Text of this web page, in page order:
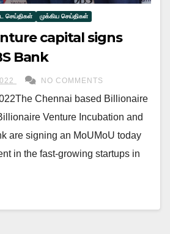
செய்திகள் முக்கிய செய்திகள்
capital signs
Bank
NO COMMENTS
Chennai based Billionaire
Venture Incubation and
are signing an MoUMoU today
in the fast-growing startups in